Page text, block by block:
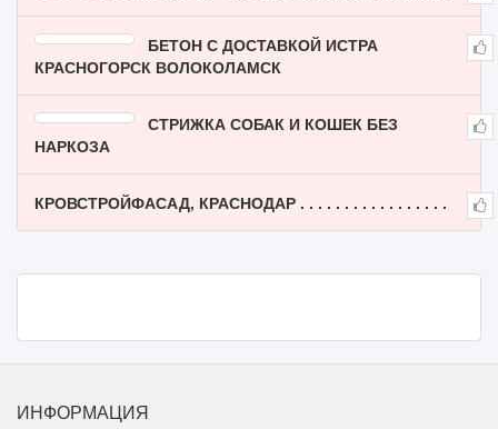
БЕТОН С ДОСТАВКОЙ ИСТРА
КРАСНОГОРСК ВОЛОКОЛАМСК
СТРИЖКА СОБАК И КОШЕК БЕЗ
НАРКОЗА
КРОВСТРОЙФАСАД, КРАСНОДАР . . . . . . . . . . . . . . . . .
ИНФОРМАЦИЯ